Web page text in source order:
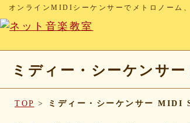
オンラインMIDIシーケンサーでメトロノーム
ミディー・シーケンサ
TOP > ミディー・シーケンサー MIDI